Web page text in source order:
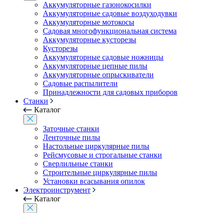
Аккумуляторные газонокосилки
Аккумуляторные садовые воздуходувки
Аккумуляторные мотокосы
Садовая многофункциональная система
Аккумуляторные кусторезы
Кусторезы
Аккумуляторные садовые ножницы
Аккумуляторные цепные пилы
Аккумуляторные опрыскиватели
Садовые распылители
Принадлежности для садовых приборов
Станки
Каталог
Заточные станки
Ленточные пилы
Настольные циркулярные пилы
Рейсмусовые и строгальные станки
Сверлильные станки
Строительные циркулярные пилы
Установки всасывания опилок
Электроинструмент
Каталог